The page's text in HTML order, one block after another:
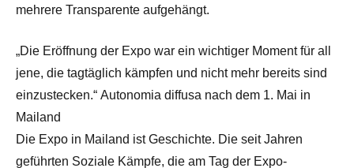
mehrere Transparente aufgehängt.
„Die Eröffnung der Expo war ein wichtiger Moment für all
jene, die tagtäglich kämpfen und nicht mehr bereits sind
einzustecken.“ Autonomia diffusa nach dem 1. Mai in
Mailand
Die Expo in Mailand ist Geschichte. Die seit Jahren
geführten Soziale Kämpfe, die am Tag der Expo-